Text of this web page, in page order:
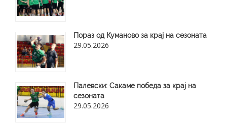
Пораз од Куманово за крај на сезоната
29.05.2026
​Палевски: Сакаме победа за крај на
сезоната
29.05.2026